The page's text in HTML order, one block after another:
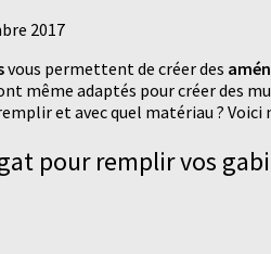
2017
vous permettent de créer des
même adaptés pour créer des
et avec quel matériau ?
pour remplir vos